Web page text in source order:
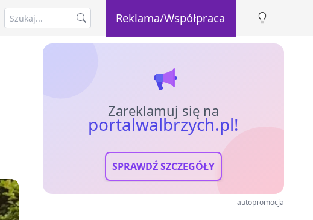
Reklama/Współpraca
Zareklamuj się na
portalwalbrzych.pl!
SPRAWDŹ SZCZEGÓŁY
autopromocja